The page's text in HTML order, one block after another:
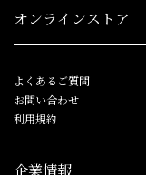
オンラインストア
よくあるご質問
お問い合わせ
利用規約
企業情報